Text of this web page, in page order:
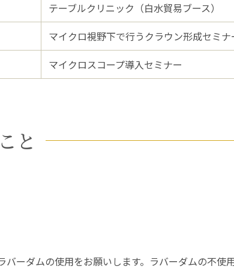
テーブルクリニック（白水貿易ブース）
マイクロ視野下で行うクラウン形成セミナ
マイクロスコープ導入セミナー
と
ーダムの使用をお願いします。ラバーダムの不使